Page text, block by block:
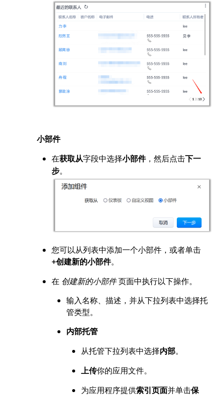
小部件
在获取从字段中选择小部件，然后点击 下一
步。
您可以从列表中添加一个小部件，或者单击
+创建新的小部件。
在 创建新的小部件页面中执行以下操作。
输入名称、描述，并从下拉列表中选择托
管类型。
内部托管
从托管下拉列表中选择内部。
上传你的应用文件。
为应用程序提供索引页面并单击保